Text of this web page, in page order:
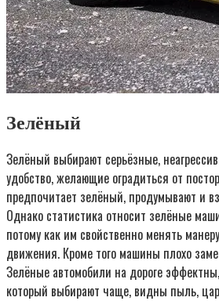
Зелёный
Зелёный выбирают серьёзные,
удобство, желающие оградиться от
предпочитает зелёный, продумывают и
Однако статистика относит зелёные
потому как им свойственно менять
движения. Кроме того машины плохо
Зелёные автомобили на дороге
который выбирают чаще, видны пыль,